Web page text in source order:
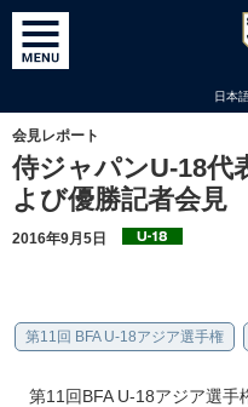
日本
会見レポート
侍ジャパンU-18代
よび優勝記者会見
2016年9月5日
第11回 BFA U-18アジア選手権
第11回BFA U-18アジア選手